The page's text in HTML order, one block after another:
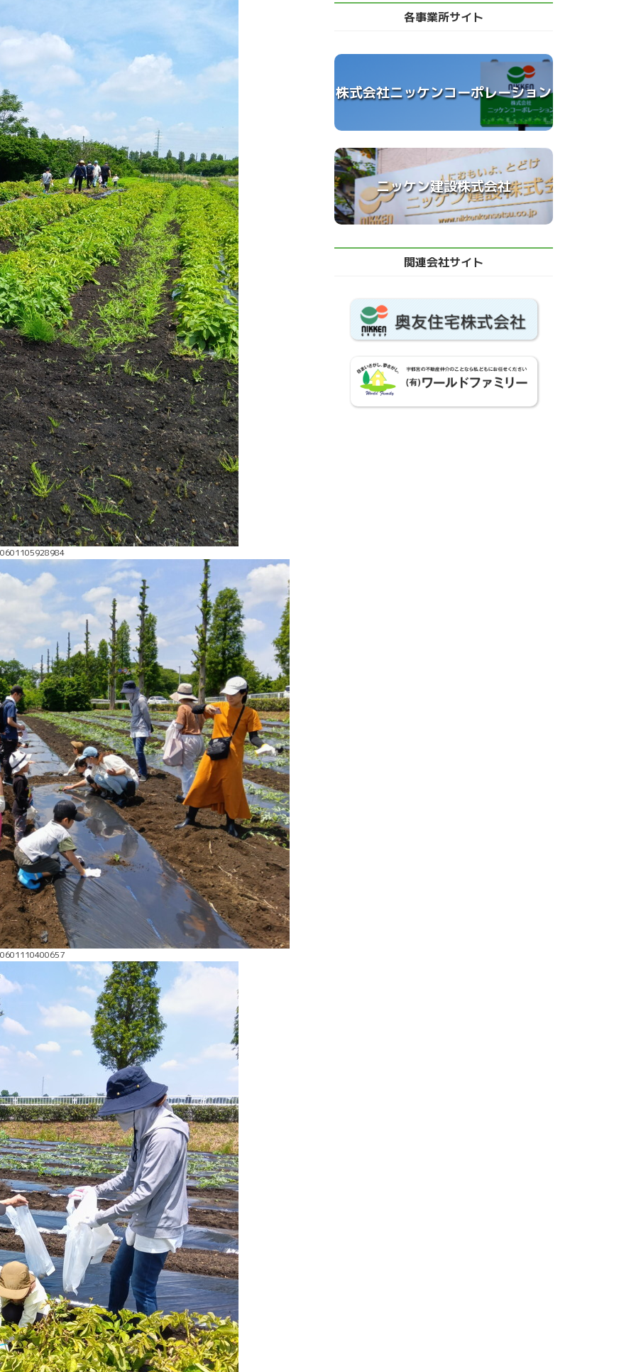
各事業所サイト
株式会社ニッケンコーポレーション
ニッケン建設株式会社
関連会社サイト